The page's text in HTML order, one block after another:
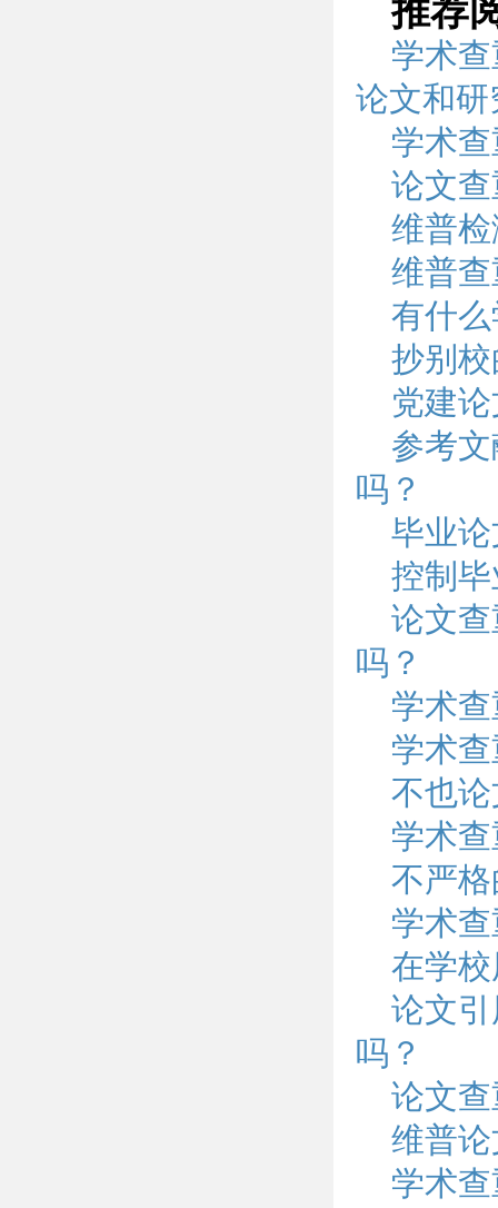
推荐
学术
论文和
学术
论文
维普
维普
有什
抄别
党建
参考
吗？
毕业
控制
论文
吗？
学术
学术
不也
学术
不严
学术
在学
论文
吗？
论文
维普
学术